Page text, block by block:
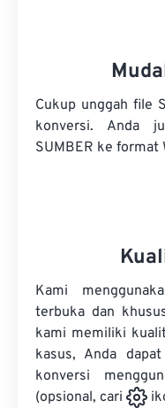
Cukup unggah file
konversi. Anda
SUMBER ke format
Kami
terbuka dan
kami memiliki
kasus, Anda
konversi
(opsional, cari